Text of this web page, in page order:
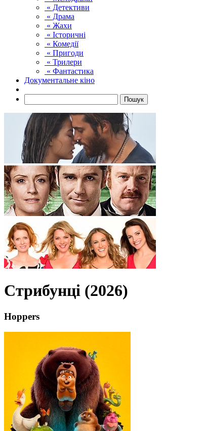
« Детективи
« Драма
« Жахи
« Історичні
« Комедії
« Пригоди
« Трилери
« Фантастика
Документальне кіно
Пошук
Стрибунці (2026)
Hoppers